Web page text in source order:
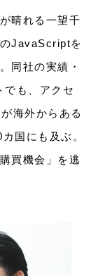
晴れる一望千
JavaScriptを
同社の実績・
でも、アクセ
海外からある
国にも及ぶ。
買機会」を逃